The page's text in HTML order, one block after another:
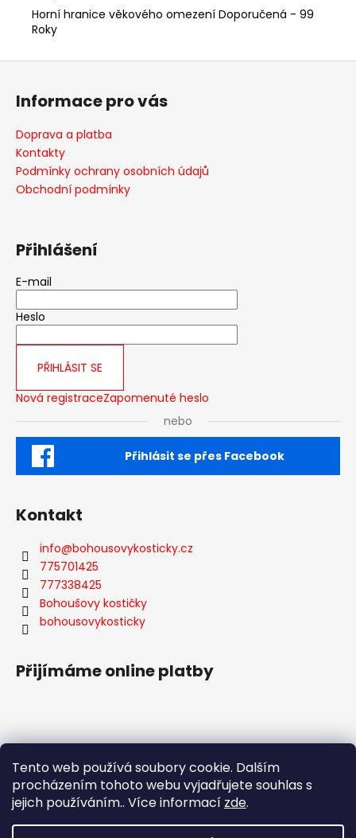
Tento web používá soubory cookie. Dalším
procházením tohoto webu vyjadřujete souhlas s
jejich používáním.. Více informací zde.
Horní hranice věkového omezení Doporučená - 99
Roky
Z
Informace pro vás
Doprava a platba
Kontakty
Podmínky ochrany osobních údajů
Obchodní podmínky
Přihlášení
E-mail
Heslo
PŘIHLÁSIT SE
Nová registraceZapomenuté heslo
nebo
Přihlásit se přes Facebook
Kontakt
info@bohousovykosticky.cz
775701425
777338425
Bohoušovy kostičky
bohousovykosticky
Přijímáme online platby
Facebook